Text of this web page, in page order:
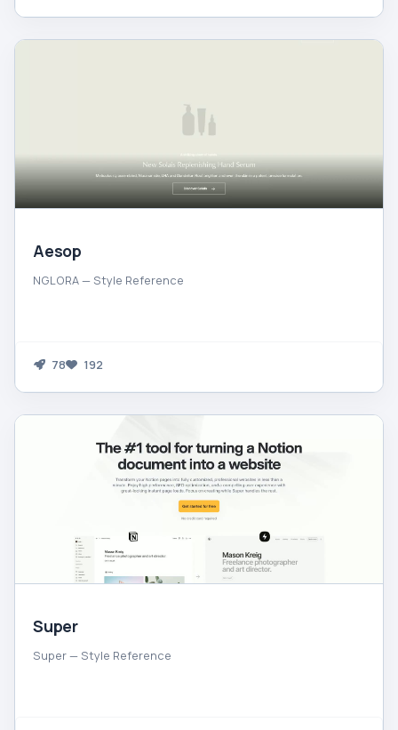
Aesop
NGLORA — Style Reference
78 192
Super
Super — Style Reference